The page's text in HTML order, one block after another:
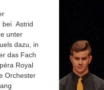
bei Astrid
unter
dazu, in
das Fach
Royal
Orchester